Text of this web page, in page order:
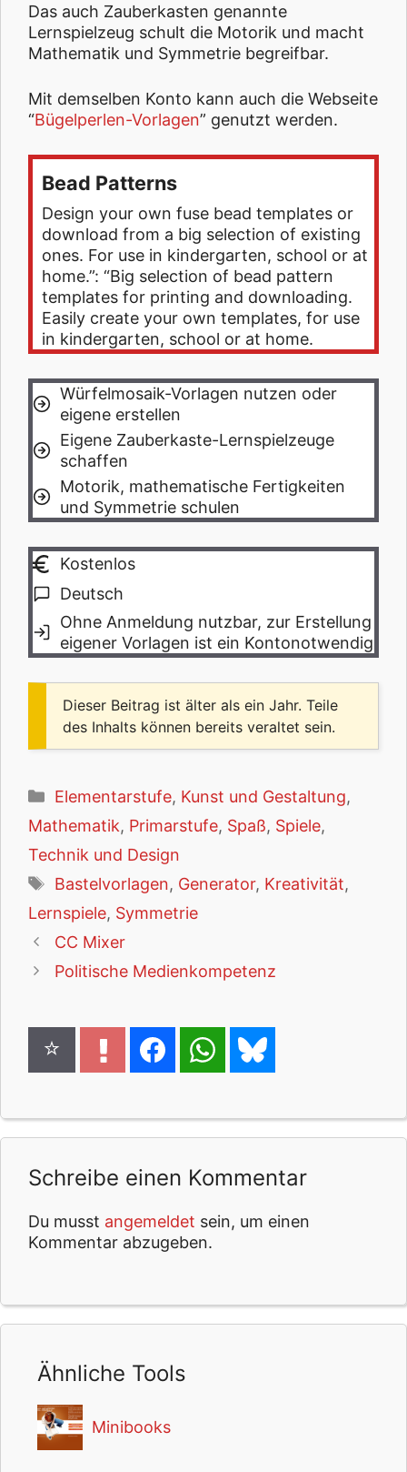
Das auch Zauberkasten genannte
Lernspielzeug schult die Motorik und macht
Mathematik und Symmetrie begreifbar.
Mit demselben Konto kann auch die Webseite
“Bügelperlen-Vorlagen” genutzt werden.
Bead Patterns
Design your own fuse bead templates or
download from a big selection of existing
ones. For use in kindergarten, school or at
home.”: “Big selection of bead pattern
templates for printing and downloading.
Easily create your own templates, for use
in kindergarten, school or at home.
Würfelmosaik-Vorlagen nutzen oder
eigene erstellen
Eigene Zauberkaste-Lernspielzeuge
schaffen
Motorik, mathematische Fertigkeiten
und Symmetrie schulen
Kostenlos
Deutsch
Ohne Anmeldung nutzbar, zur Erstellung
eigener Vorlagen ist ein Kontonotwendig
Dieser Beitrag ist älter als ein Jahr. Teile
des Inhalts können bereits veraltet sein.
Kategorien
Elementarstufe, Kunst und Gestaltung,
Mathematik, Primarstufe, Spaß, Spiele,
Technik und Design
Schlagwörter
Bastelvorlagen, Generator, Kreativität,
Lernspiele, Symmetrie
CC Mixer
Politische Medienkompetenz
Schreibe einen Kommentar
Du musst angemeldet sein, um einen
Kommentar abzugeben.
Ähnliche Tools
Minibooks